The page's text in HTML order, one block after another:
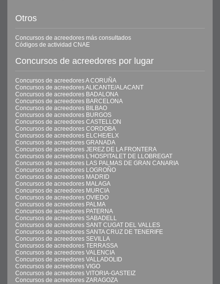
Otros
Concursos de acreedores más consultados
Códigos de actividad CNAE
Concursos de acreedores por lugar
Concursos de acreedores A CORUÑA
Concursos de acreedores ALICANTE/ALACANT
Concursos de acreedores BADALONA
Concursos de acreedores BARCELONA
Concursos de acreedores BILBAO
Concursos de acreedores BURGOS
Concursos de acreedores CASTELLON
Concursos de acreedores CORDOBA
Concursos de acreedores ELCHE/ELX
Concursos de acreedores GRANADA
Concursos de acreedores JEREZ DE LA FRONTERA
Concursos de acreedores L'HOSPITALET DE LLOBREGAT
Concursos de acreedores LAS PALMAS DE GRAN CANARIA
Concursos de acreedores LOGROÑO
Concursos de acreedores MADRID
Concursos de acreedores MALAGA
Concursos de acreedores MURCIA
Concursos de acreedores OVIEDO
Concursos de acreedores PALMA
Concursos de acreedores PATERNA
Concursos de acreedores SABADELL
Concursos de acreedores SANT CUGAT DEL VALLES
Concursos de acreedores SANTA CRUZ DE TENERIFE
Concursos de acreedores SEVILLA
Concursos de acreedores TERRASSA
Concursos de acreedores VALENCIA
Concursos de acreedores VALLADOLID
Concursos de acreedores VIGO
Concursos de acreedores VITORIA-GASTEIZ
Concursos de acreedores ZARAGOZA